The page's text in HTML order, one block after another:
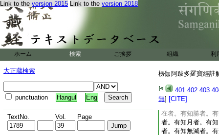
Link to the version 2015 Link to the version 2018
ホーム 検索 ご挨拶 組織 利
大正蔵検索
punctuation Hangul Eng
TextNo. Vol. Page
楞伽阿跋多羅寶經註
401 402 403
無] [CITE]
即七地。蓋通教菩
以此不生爲如來異
圓。斯之謂也譬如
只是一。故無多性
如是大慧。我於此娑
千名號。愚夫悉聞
異名。大慧。或有
智者。有知佛者。
有知導師者。有知
知
仙人者。有
在者。有知勝者。
者。有知月者。有
者。有知無滅者。